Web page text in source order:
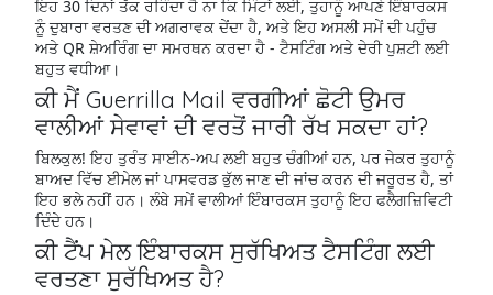
ਇਹ 30 ਦਿਨਾਂ ਤੱਕ ਰਹਿੰਦਾ ਹੈ ਨਾ ਕਿ ਮਿੰਟਾਂ ਲਈ, ਤੁਹਾਨੂੰ ਆਪਣੇ ਇੰਬਾਰਕਸ
ਨੂੰ ਦੁਬਾਰਾ ਵਰਤਣ ਦੀ ਅਗਰਾਵਕ ਦੇਂਦਾ ਹੈ, ਅਤੇ ਇਹ ਅਸਲੀ ਸਮੇਂ ਦੀ ਪਹੁੰਚ
ਅਤੇ QR ਸ਼ੇਅਰਿੰਗ ਦਾ ਸਮਰਥਨ ਕਰਦਾ ਹੈ - ਟੈਸਟਿੰਗ ਅਤੇ ਦੇਰੀ ਪੁਸ਼ਟੀ ਲਈ
ਬਹੁਤ ਵਧੀਆ।
ਕੀ ਮੈਂ Guerrilla Mail ਵਰਗੀਆਂ ਛੋਟੀ ਉਮਰ
ਵਾਲੀਆਂ ਸੇਵਾਵਾਂ ਦੀ ਵਰਤੋਂ ਜਾਰੀ ਰੱਖ ਸਕਦਾ ਹਾਂ?
ਬਿਲਕੁਲ! ਇਹ ਤੁਰੰਤ ਸਾਈਨ-ਅਪ ਲਈ ਬਹੁਤ ਚੰਗੀਆਂ ਹਨ, ਪਰ ਜੇਕਰ ਤੁਹਾਨੂੰ
ਬਾਅਦ ਵਿੱਚ ਈਮੇਲ ਜਾਂ ਪਾਸਵਰਡ ਭੁੱਲ ਜਾਣ ਦੀ ਜਾਂਚ ਕਰਨ ਦੀ ਜਰੂਰਤ ਹੈ, ਤਾਂ
ਇਹ ਭਲੇ ਨਹੀਂ ਹਨ। ਲੰਬੇ ਸਮੇਂ ਵਾਲੀਆਂ ਇੰਬਾਰਕਸ ਤੁਹਾਨੂੰ ਇਹ ਫਲੈਗਜ਼ਿਵਿਟੀ
ਦਿੰਦੇ ਹਨ।
ਕੀ ਟੈਂਪ ਮੇਲ ਇੰਬਾਰਕਸ ਸੁਰੱਖਿਅਤ ਟੈਸਟਿੰਗ ਲਈ
ਵਰਤਣਾ ਸੁਰੱਖਿਅਤ ਹੈ?